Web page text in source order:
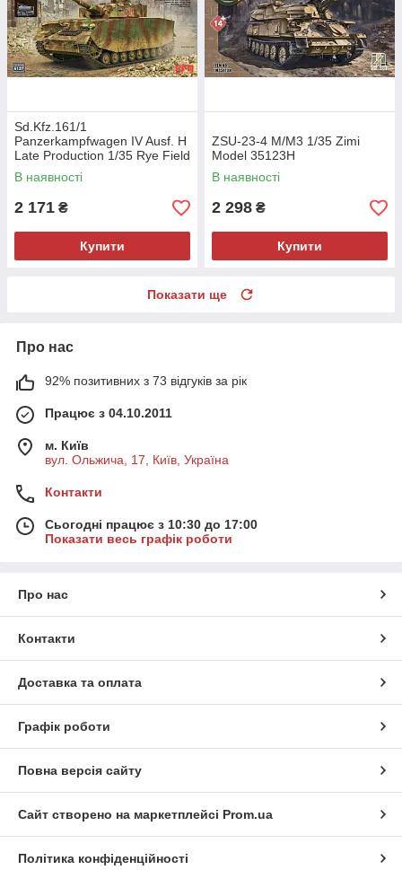
Sd.Kfz.161/1
Panzerkampfwagen IV Ausf. H
Late Production 1/35 Rye Field
Model 5127
В наявності
2 171 ₴
Купити
ZSU-23-4 M/M3 1/35 Zimi
Model 35123H
В наявності
2 298 ₴
Купити
Показати ще
Про нас
92% позитивних з 73 відгуків за рік
Працює з 04.10.2011
м. Київ
вул. Ольжича, 17, Київ, Україна
Контакти
Сьогодні працює з 10:30 до 17:00
Показати весь графік роботи
Про нас
Контакти
Доставка та оплата
Графік роботи
Повна версія сайту
Сайт створено на маркетплейсі Prom.ua
Політика конфіденційності